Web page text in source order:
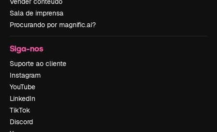
Sala de imprensa
Procurando por magnific.ai?
Siga-nos
Suporte ao cliente
Instagram
YouTube
LinkedIn
TikTok
Discord